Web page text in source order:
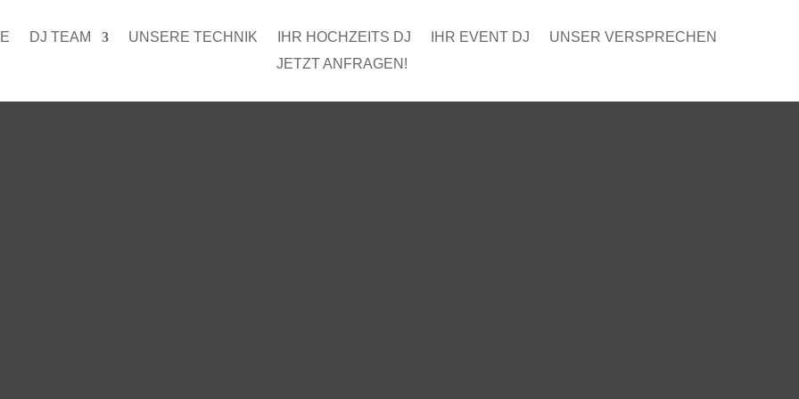
DJ TEAM UNSERE TECHNIK IHR HOCHZEITS DJ IHR EVENT DJ
UNSER VERSPRECHEN
JETZT ANFRAGEN!